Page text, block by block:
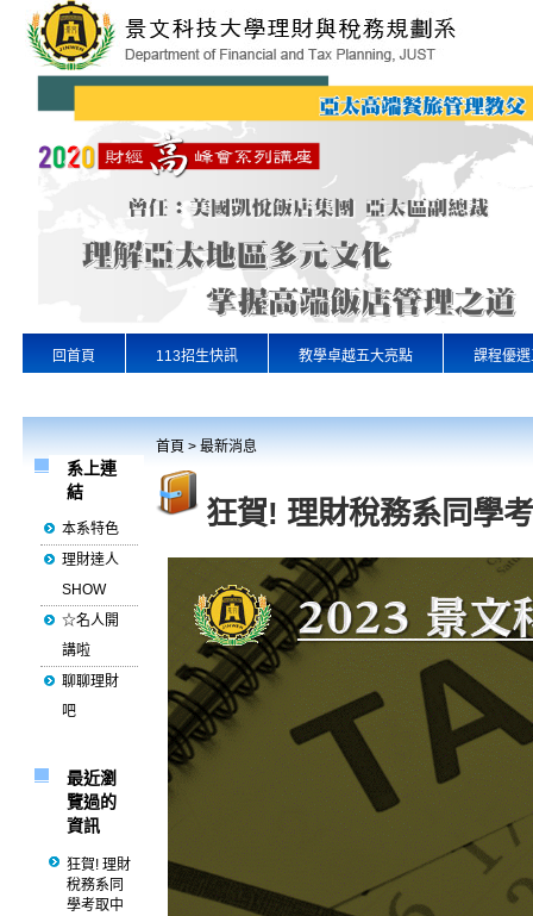
回首頁 113招生快訊 教學卓越五大亮點 課程優
系上連
結
本系特色
理財達人
SHOW
☆名人開
講啦
聊聊理財
吧
最近瀏
覽過的
資訊
狂賀! 理財
稅務系同
學考取中
首頁 > 最新消息
狂賀! 理財稅務系同學